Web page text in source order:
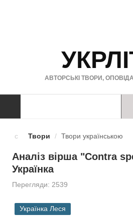
АВТОРСЬКІ ТВОРИ,
Твори українською
Твори англійською
БІОГРАФІЇ
Твори / Твори українською
Аналіз вірша "Contra
Українка
Перегляди: 2539
Українка Леся